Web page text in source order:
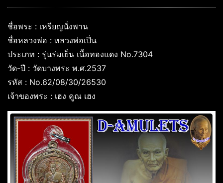
ชื่อพระ : เหรียญนั่งพาน
ชื่อหลวงพ่อ : หลวงพ่อเปิ่น
ประเภท : รุ่นร่มเย็น เนื้อทองแดง No.7304
วัด-ปี : วัดบางพระ พ.ศ.2537
รหัส : No.62/08/30/26530
เจ้าของพระ : เฮง คูณ เฮง